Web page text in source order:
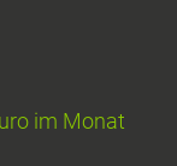
im Monat